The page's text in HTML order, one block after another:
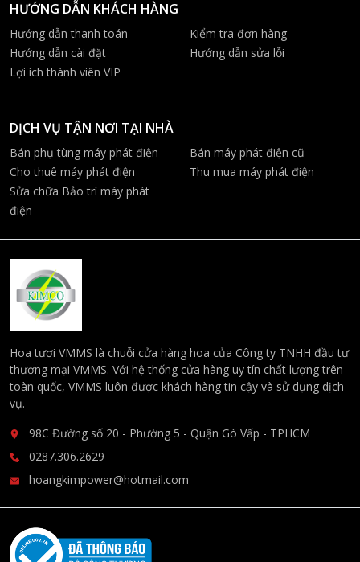
HƯỚNG DẪN KHÁCH HÀNG
Hướng dẫn thanh toán
Kiểm tra đơn hàng
Hướng dẫn cài đặt
Hướng dẫn sửa lỗi
Lợi ích thành viên VIP
DỊCH VỤ TẬN NƠI TẠI NHÀ
Bán phụ tùng máy phát điện
Bán máy phát điện cũ
Cho thuê máy phát điện
Thu mua máy phát điện
Sửa chữa Bảo trì máy phát
điện
Hoa tươi VMMS là chuỗi cửa hàng hoa của Công ty TNHH đầu tư
thương mại VMMS. Với hệ thống cửa hàng uy tín chất lượng trên
toàn quốc, VMMS luôn được khách hàng tin cậy và sử dụng dịch
vụ.
98C Đường số 20 - Phường 5 - Quận Gò Vấp - TPHCM
0287.306.2629
hoangkimpower@hotmail.com